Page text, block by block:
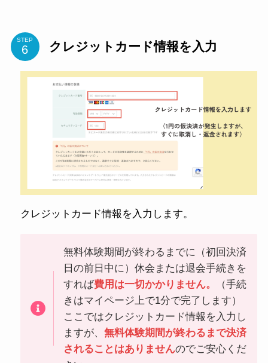
STEP クレジットカード情報を入力
クレジットカード情報を入力します。
無料体験期間が終わるまでに（初回決済
日の前日中に）休会または退会手続きを
すれば費用は一切かかりません。
（手続
きはマイページ上で1分で完了します）
ここではクレジットカード情報を入力し
ますが、無料体験期間が終わるまで決済
されることはありませんのでご安心くだ